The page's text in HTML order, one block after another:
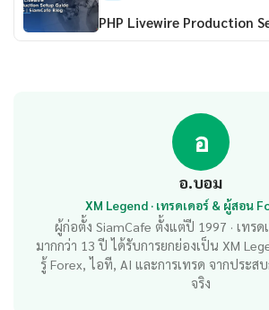
PHP Livewire Production
อ
อ.บอม
XM Legend · เทรดเดอร์ & ผู้สอน
ผู้ก่อตั้ง SiamCafe ตั้งแต่ปี 1997 · เทรด
มากกว่า 13 ปี ได้รับการยกย่องเป็น XM
รู้ Forex, ไอที, AI และการเทรด จากประส
จริง